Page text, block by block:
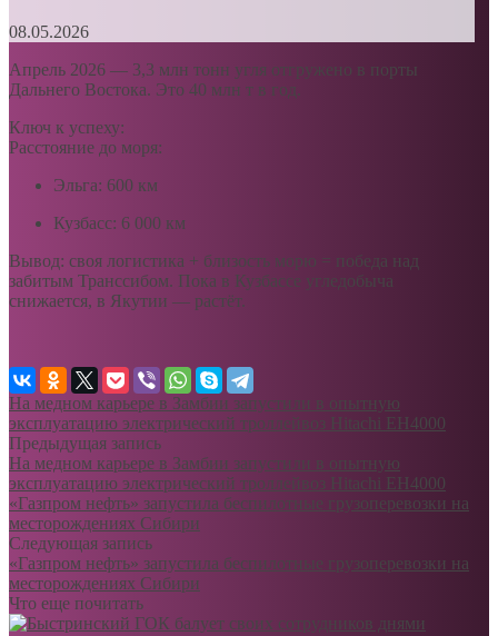
08.05.2026
Апрель 2026 — 3,3 млн тонн угля отгружено в порты
Дальнего Востока. Это 40 млн т в год.
Ключ к успеху:
Расстояние до моря:
Эльга: 600 км
Кузбасс: 6 000 км
Вывод: своя логистика + близость морю = победа над
забитым Транссибом. Пока в Кузбассе угледобыча
снижается, в Якутии — растёт.
На медном карьере в Замбии запустили в опытную
эксплуатацию электрический троллейвоз Hitachi EH4000
Предыдущая запись
На медном карьере в Замбии запустили в опытную
эксплуатацию электрический троллейвоз Hitachi EH4000
«Газпром нефть» запустила беспилотные грузоперевозки на
месторождениях Сибири
Следующая запись
«Газпром нефть» запустила беспилотные грузоперевозки на
месторождениях Сибири
Что еще почитать